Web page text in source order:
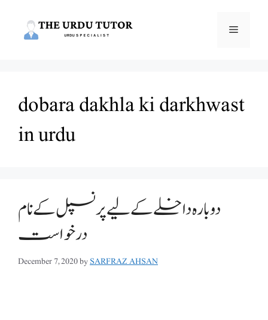
Menu
dobara dakhla ki darkhwast
in urdu
دوبارہ داخلے کے لیے پرنسپل کے نام
درخواست
December 7, 2020bySARFRAZ AHSAN